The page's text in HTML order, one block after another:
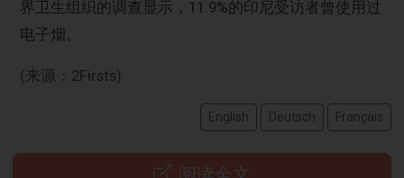
界卫生组织的调查显示，11.9%的印尼受访者曾使用过
电子烟。
(来源：2Firsts)
English Deutsch Français